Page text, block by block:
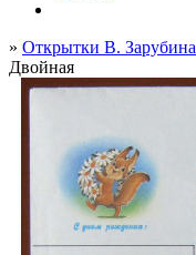
» Открытки В. Зарубина
Двойная